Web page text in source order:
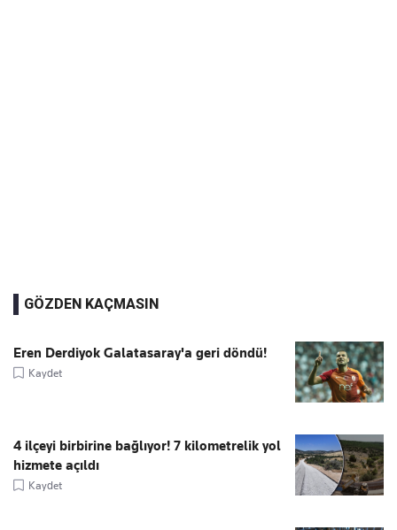
GÖZDEN KAÇMASIN
Eren Derdiyok Galatasaray'a geri döndü!
Kaydet
4 ilçeyi birbirine bağlıyor! 7 kilometrelik yol
hizmete açıldı
Kaydet